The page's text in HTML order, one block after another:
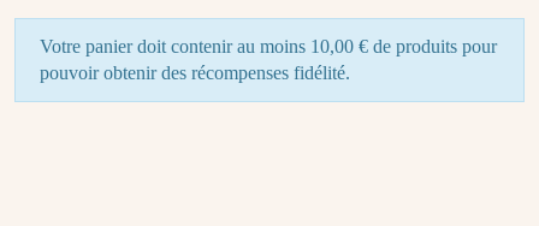
Votre panier doit contenir au moins 10,00 € de produits pour
pouvoir obtenir des récompenses fidélité.